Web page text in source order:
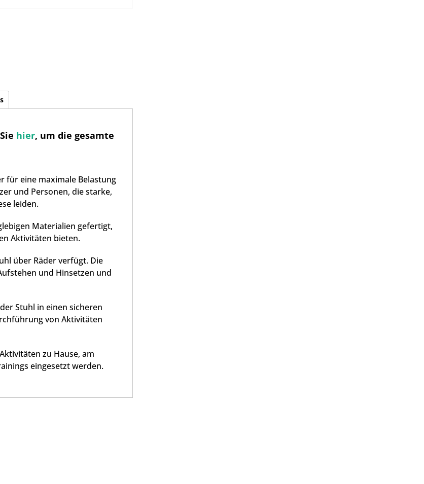
hier, um die gesamte
für eine maximale Belastung
und Personen, die starke,
leiden.
Materialien gefertigt,
Aktivitäten bieten.
über Räder verfügt. Die
und Hinsetzen und
Stuhl in einen sicheren
von Aktivitäten
zu Hause, am
eingesetzt werden.